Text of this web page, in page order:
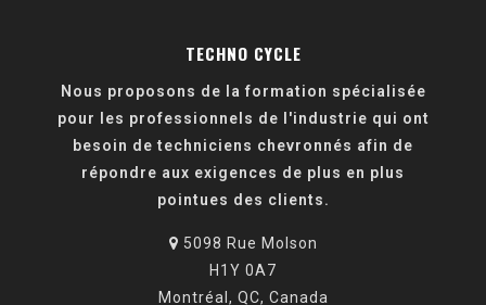
TECHNO CYCLE
Nous proposons de la formation spécialisée
pour les professionnels de l'industrie qui ont
besoin de techniciens chevronnés afin de
répondre aux exigences de plus en plus
pointues des clients.
5098 Rue Molson
H1Y 0A7
Montréal, QC, Canada